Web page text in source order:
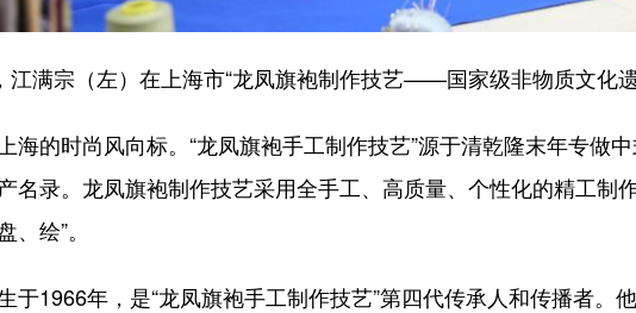
宗（左）在上海市“龙凤旗袍制作技艺——国家级非物质文化遗
的时尚风向标。“龙凤旗袍手工制作技艺”源于清乾隆末年专做
名录。龙凤旗袍制作技艺采用全手工、高质量、个性化的精工制
绘”。
1966年，是“龙凤旗袍手工制作技艺”第四代传承人和传播者。